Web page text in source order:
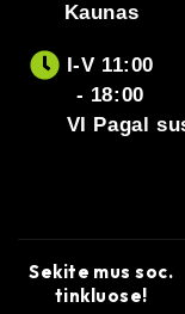
Kaunas
I-V 11:00
- 18:00
VI Pagal
Sekite mus soc.
tinkluose!